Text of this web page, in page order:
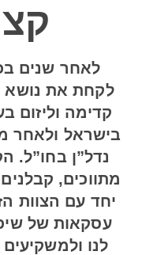
לאחר שנים
לקחת את נושא
קדימה וליזום
בישראל ולאחר
נדל”ן בחו”ל.
מתווכים,
יחד עם הצוות
עסקאות של
לנו